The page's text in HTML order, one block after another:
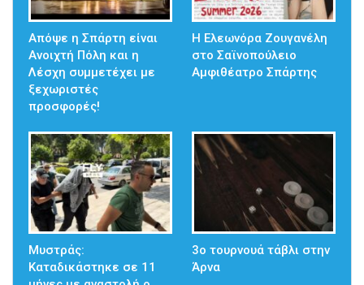
Απόψε η Σπάρτη είναι
Ανοιχτή Πόλη και η
Λέσχη συμμετέχει με
ξεχωριστές
προσφορές!
Η Ελεωνόρα Ζουγανέλη
στο Σαϊνοπούλειο
Αμφιθέατρο Σπάρτης
Μυστράς:
Καταδικάστηκε σε 11
3ο τουρνουά τάβλι στην
Άρνα